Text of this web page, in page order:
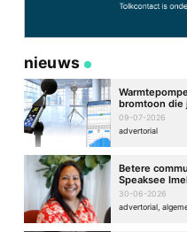
nieuws
bromtoon die
09-07-2026
advertorial
Betere
Speaksee
30-06-2026
advertorial,